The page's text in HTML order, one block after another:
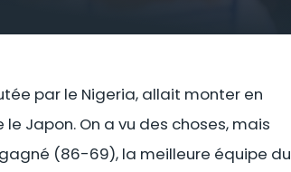
par le Nigeria, allait monter en
Japon. On a vu des choses, mais
(86-69), la meilleure équipe du